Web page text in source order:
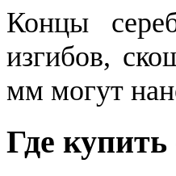
Концы
изгибов,
мм могут
Где